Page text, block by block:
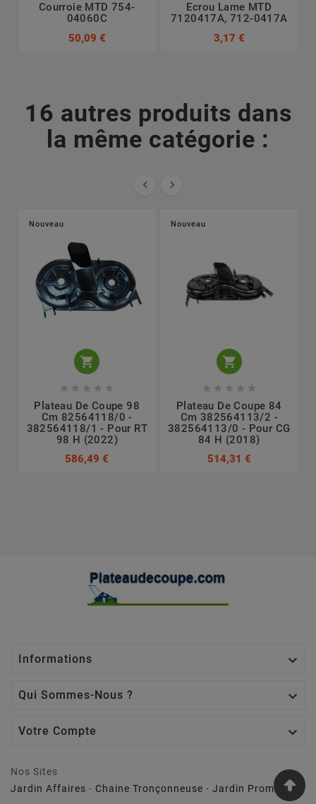
Courroie MTD 754-
04060C
50,09 €
Ecrou Lame MTD
7120417A, 712-0417A
3,17 €
16 autres produits dans
la même catégorie :
 
Nouveau

    
Plateau De Coupe 98
Cm 82564118/0 -
382564118/1 - Pour RT
98 H (2022)
586,49 €
Nouveau

    
Plateau De Coupe 84
Cm 382564113/2 -
382564113/0 - Pour CG
84 H (2018)
514,31 €
Informations 
Qui Sommes-Nous ? 
Votre Compte 
Nos Sites
Jardin Affaires - Chaine Tronçonneuse - Jardin Promo